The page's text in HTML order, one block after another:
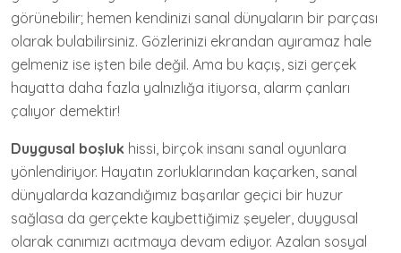
görünebilir; hemen kendinizi sanal dünyaların bir parçası
olarak bulabilirsiniz. Gözlerinizi ekrandan ayıramaz hale
gelmeniz ise işten bile değil. Ama bu kaçış, sizi gerçek
hayatta daha fazla yalnızlığa itiyorsa, alarm çanları
çalıyor demektir!
Duygusal boşluk hissi, birçok insanı sanal oyunlara
yönlendiriyor. Hayatın zorluklarından kaçarken, sanal
dünyalarda kazandığımız başarılar geçici bir huzur
sağlasa da gerçekte kaybettiğimiz şeyeler, duygusal
olarak canımızı acıtmaya devam ediyor. Azalan sosyal